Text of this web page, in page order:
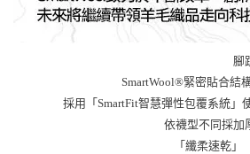
腳
SmartWool®緊密貼合結
採用「SmartFit智慧彈性包覆系統」
依襪型不同採加
「纖柔速乾」